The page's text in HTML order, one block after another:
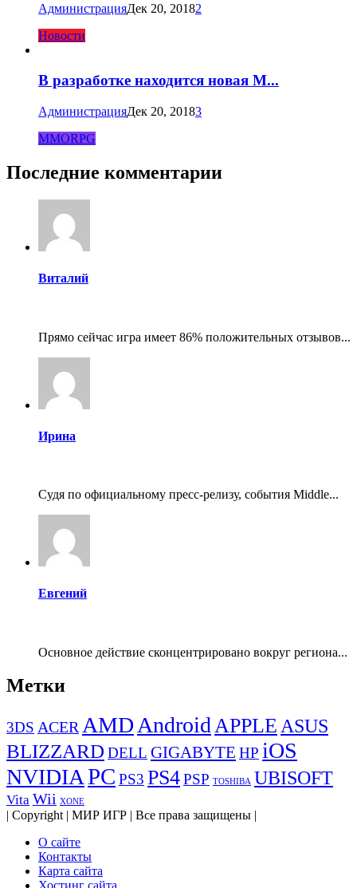
АдминистрацияДек 20, 20182
Новости
В разработке находится новая M...
АдминистрацияДек 20, 20183
MMORPG
Последние комментарии
Виталий
Прямо сейчас игра имеет 86% положительных отзывов...
Ирина
Судя по официальному пресс-релизу, события Middle...
Евгений
Основное действие сконцентрировано вокруг региона...
Метки
3DS ACER AMDAndroidAPPLEASUS
BLIZZARD DELL GIGABYTE HP iOS
NVIDIAPC PS3 PS4PSP TOSHIBA UBISOFT
Vita Wii XONE
| Copyright | МИР ИГР | Все права защищены |
О сайте
Контакты
Карта сайта